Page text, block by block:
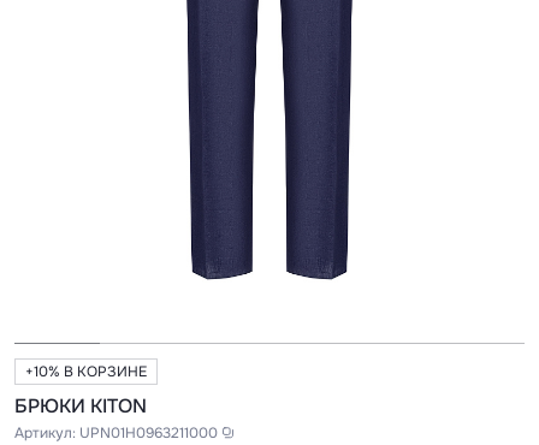
+10% В КОРЗИНЕ
БРЮКИ KITON
Артикул: UPN01H0963211000